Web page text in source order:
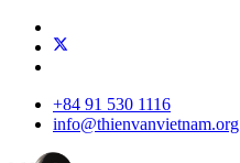
+84 91 530 1116
info@thienvanvietnam.org